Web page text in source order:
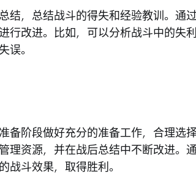
结，总结战斗的得失和经验教训。通
行改进。比如，可以分析战斗中的失
误。
备阶段做好充分的准备工作，合理选
理资源，并在战后总结中不断改进。
战斗效果，取得胜利。